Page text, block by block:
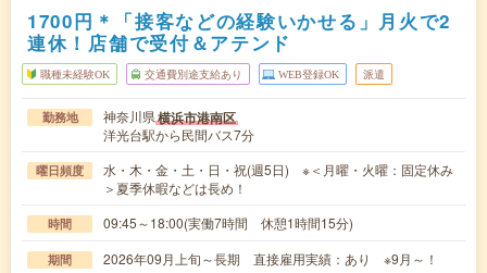
1700円＊「接客などの経験いかせる」月火で2
連休！店舗で受付＆アテンド
職種未経験OK 交通費別途支給あり WEB登録OK 派遣
勤務地 神奈川県横浜市港南区
洋光台駅から民間バス7分
曜日頻度
水・木・金・土・日・祝(週5日) ※＜月曜・火曜：固定休み
＞夏季休暇などは長め！
時間 09:45～18:00(実働7時間 休憩1時間15分)
期間 2026年09月上旬～長期 直接雇用実績：あり ※9月～！